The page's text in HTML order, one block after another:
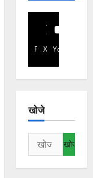
Facebook
X YouTube
खोजे
निम्न
को
खोजें: